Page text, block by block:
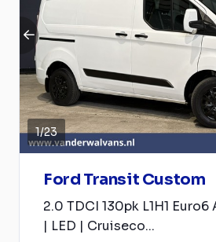
1/23
Ford Transit Custom
2.0 TDCI 130pk L1H1
| LED | Cruiseco...